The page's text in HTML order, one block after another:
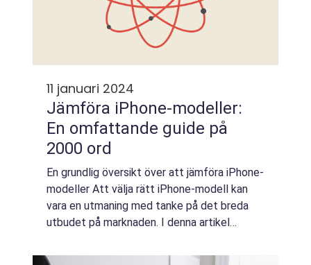
11 januari 2024
Jämföra iPhone-modeller:
En omfattande guide på
2000 ord
En grundlig översikt över att jämföra iPhone-
modeller Att välja rätt iPhone-modell kan
vara en utmaning med tanke på det breda
utbudet på marknaden. I denna artikel
som hjälper dig att jämföra olika iPhone-